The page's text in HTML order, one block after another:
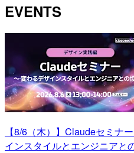
EVENTS
【8/6（木）】Claudeセミナ
インスタイルとエンジニアと